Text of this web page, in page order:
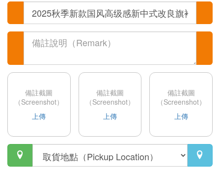
備註截圖
（Screenshot）
上傳
備註截圖
（Screenshot）
上傳
備註截圖
（Screenshot）
上傳
 